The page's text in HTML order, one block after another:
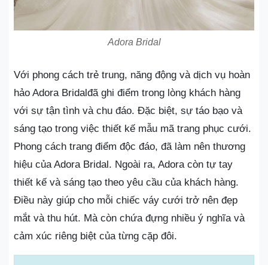
Adora Bridal
Với phong cách trẻ trung, năng động và dịch vụ hoàn
hảo Adora Bridalđã ghi điểm trong lòng khách hàng
với sự tận tình và chu đáo. Đặc biệt, sự táo bạo và
sáng tạo trong việc thiết kế mẫu mã trang phục cưới.
Phong cách trang điểm độc đáo, đã làm nên thương
hiệu của Adora Bridal. Ngoài ra, Adora còn tự tay
thiết kế và sáng tạo theo yêu cầu của khách hàng.
Điều này giúp cho mỗi chiếc váy cưới trở nên đẹp
mắt và thu hút. Mà còn chứa đựng nhiều ý nghĩa và
cảm xúc riêng biệt của từng cặp đôi.